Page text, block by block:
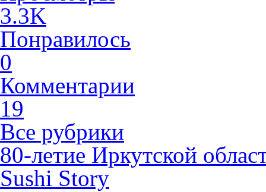
3.3K
Понравилось
0
Комментарии
19
Все рубрики
80-летие Иркутской
Sushi Story